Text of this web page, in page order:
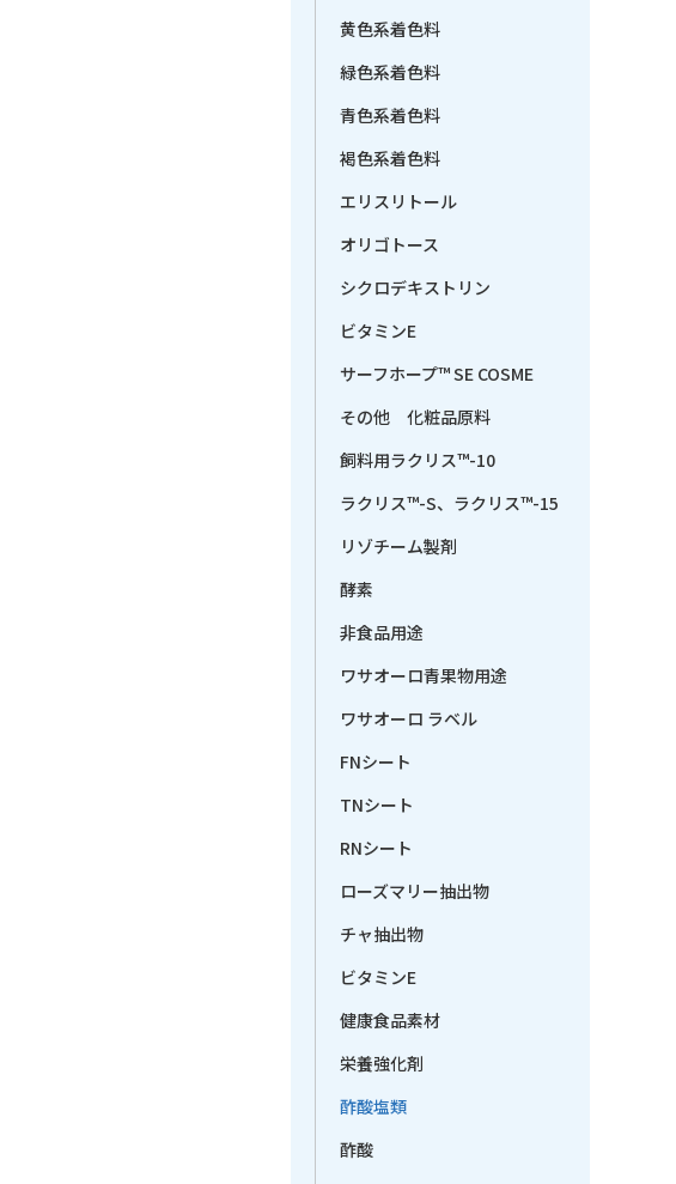
黄色系着色料
緑色系着色料
青色系着色料
褐色系着色料
エリスリトール
オリゴトース
シクロデキストリン
ビタミンE
サーフホープ™ SE COSME
その他 化粧品原料
飼料用ラクリス™-10
ラクリス™-S、ラクリス™-15
リゾチーム製剤
酵素
非食品用途
ワサオーロ青果物用途
ワサオーロ ラベル
FNシート
TNシート
RNシート
ローズマリー抽出物
チャ抽出物
ビタミンE
健康食品素材
栄養強化剤
酢酸塩類
酢酸